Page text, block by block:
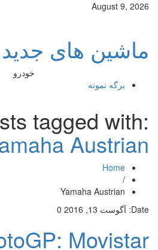
August 9, 2026
ماشین های جدید
خودرو
برگه نمونه
tagged with:
Austrian
Home
/
Yamaha Austrian
Date: آگوست 13, 2016 0
Movistar